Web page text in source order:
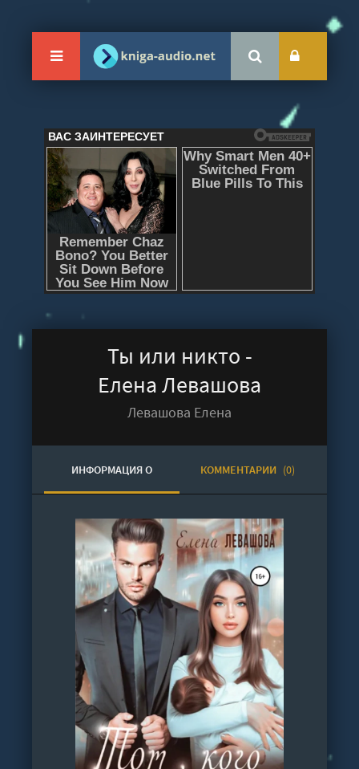
Ты или никто -
Елена Левашова
Левашова Елена
ИНФОРМАЦИЯ О
АУДИОКНИГЕ
КОММЕНТАРИИ (0)